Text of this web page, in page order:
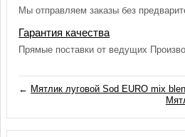
Мы отправляем заказы без
Гарантия качества
Прямые поставки от ведущих
← Мятлик луговой Sod EURO mix